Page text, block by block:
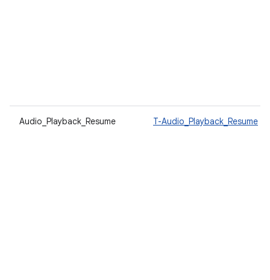
Audio_Playback_Resume T-Audio_Playback_Resume